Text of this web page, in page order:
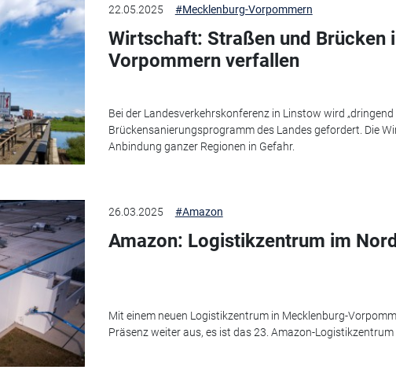
22.05.2025 #Mecklenburg-Vorpommern
Wirtschaft: Straßen und Brücken
Vorpommern verfallen
Bei der Landesverkehrskonferenz in Linstow wird
Brückensanierungsprogramm des Landes gefordert. Die
Anbindung ganzer Regionen in Gefahr.
26.03.2025 #Amazon
Amazon: Logistikzentrum im
Mit einem neuen Logistikzentrum in Mecklenburg-
Präsenz weiter aus, es ist das 23. Amazon-Logistikzentrum